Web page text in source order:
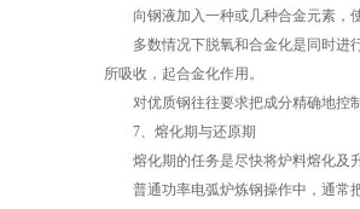
向钢液加入一种或几种合金元素，使
多数情况下脱氧和合金化是同时进行
所吸收，起合金化作用。
对优质钢往往要求把成分精确地控制
7、熔化期与还原期
熔化期的任务是尽快将炉料熔化及升
普通功率电弧炉炼钢操作中，通常把